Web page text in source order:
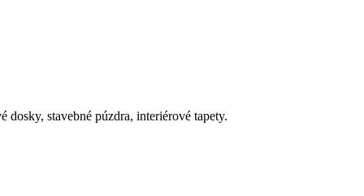
stavebné púzdra, interiérové tapety.